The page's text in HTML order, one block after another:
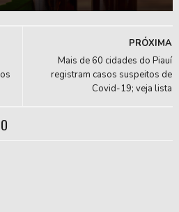
PRÓXIMA
Mais de 60 cidades do Piauí
registram casos suspeitos de
Covid-19; veja lista